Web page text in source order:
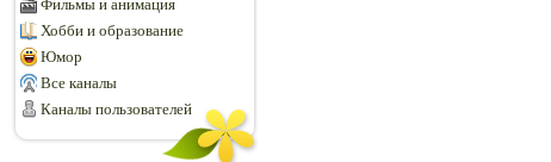
Фильмы и анимация
Хобби и образование
Юмор
Все каналы
Каналы пользователей